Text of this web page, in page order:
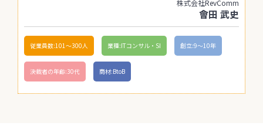
株式会社RevComm
會田 武史
従業員数:101〜300人 業種:ITコンサル・SI 創立:9〜10年
決裁者の年齢:30代 商材:BtoB